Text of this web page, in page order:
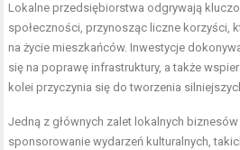
Lokalne przedsiębiorstwa odgrywają
społeczności, przynosząc liczne korzyści,
na życie mieszkańców. Inwestycje
się na poprawę infrastruktury, a także
kolei przyczynia się do tworzenia
Jedną z głównych zalet lokalnych
sponsorowanie wydarzeń kulturalnych,